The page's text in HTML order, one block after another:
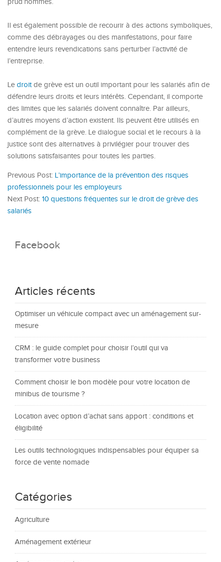
prud’hommes.
Il est également possible de recourir à des actions symboliques,
comme des débrayages ou des manifestations, pour faire
entendre leurs revendications sans perturber l’activité de
l’entreprise.
Le droitde grève est un outil important pour les salariés afin de
défendre leurs droits et leurs intérêts. Cependant, il comporte
des limites que les salariés doivent connaître. Par ailleurs,
d’autres moyens d’action existent. Ils peuvent être utilisés en
complément de la grève. Le dialogue social et le recours à la
justice sont des alternatives à privilégier pour trouver des
solutions satisfaisantes pour toutes les parties.
Previous Post: L’importance de la prévention des risques
professionnels pour les employeurs
Next Post: 10 questions fréquentes sur le droit de grève des
salariés
Facebook
Articles récents
Optimiser un véhicule compact avec un aménagement sur-
mesure
CRM : le guide complet pour choisir l’outil qui va
transformer votre business
Comment choisir le bon modèle pour votre location de
minibus de tourisme ?
Location avec option d’achat sans apport : conditions et
éligibilité
Les outils technologiques indispensables pour équiper sa
force de vente nomade
Catégories
Agriculture
Aménagement extérieur